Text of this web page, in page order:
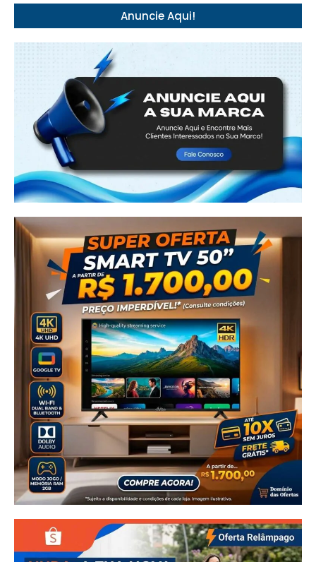
Anuncie Aqui!